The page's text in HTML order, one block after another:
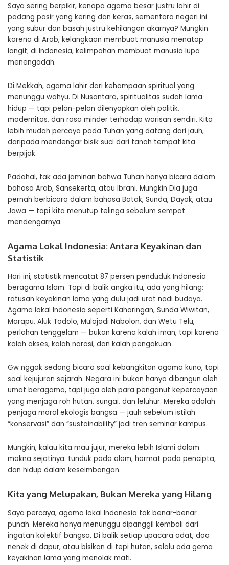
Saya sering berpikir, kenapa agama besar justru lahir di
padang pasir yang kering dan keras, sementara negeri ini
yang subur dan basah justru kehilangan akarnya? Mungkin
karena di Arab, kelangkaan membuat manusia menatap
langit; di Indonesia, kelimpahan membuat manusia lupa
menengadah.
Di Mekkah, agama lahir dari kehampaan spiritual yang
menunggu wahyu. Di Nusantara, spiritualitas sudah lama
hidup — tapi pelan-pelan dilenyapkan oleh politik,
modernitas, dan rasa minder terhadap warisan sendiri. Kita
lebih mudah percaya pada Tuhan yang datang dari jauh,
daripada mendengar bisik suci dari tanah tempat kita
berpijak.
Padahal, tak ada jaminan bahwa Tuhan hanya bicara dalam
bahasa Arab, Sansekerta, atau Ibrani. Mungkin Dia juga
pernah berbicara dalam bahasa Batak, Sunda, Dayak, atau
Jawa — tapi kita menutup telinga sebelum sempat
mendengarnya.
Agama Lokal Indonesia: Antara Keyakinan dan
Statistik
Hari ini, statistik mencatat 87 persen penduduk Indonesia
beragama Islam. Tapi di balik angka itu, ada yang hilang:
ratusan keyakinan lama yang dulu jadi urat nadi budaya.
Agama lokal Indonesia seperti Kaharingan, Sunda Wiwitan,
Marapu, Aluk Todolo, Mulajadi Nabolon, dan Wetu Telu,
perlahan tenggelam — bukan karena kalah iman, tapi karena
kalah akses, kalah narasi, dan kalah pengakuan.
Gw nggak sedang bicara soal kebangkitan agama kuno, tapi
soal kejujuran sejarah. Negara ini bukan hanya dibangun oleh
umat beragama, tapi juga oleh para penganut kepercayaan
yang menjaga roh hutan, sungai, dan leluhur. Mereka adalah
penjaga moral ekologis bangsa — jauh sebelum istilah
“konservasi” dan “sustainability” jadi tren seminar kampus.
Mungkin, kalau kita mau jujur, mereka lebih Islami dalam
makna sejatinya: tunduk pada alam, hormat pada pencipta,
dan hidup dalam keseimbangan.
Kita yang Melupakan, Bukan Mereka yang Hilang
Saya percaya, agama lokal Indonesia tak benar-benar
punah. Mereka hanya menunggu dipanggil kembali dari
ingatan kolektif bangsa. Di balik setiap upacara adat, doa
nenek di dapur, atau bisikan di tepi hutan, selalu ada gema
keyakinan lama yang menolak mati.